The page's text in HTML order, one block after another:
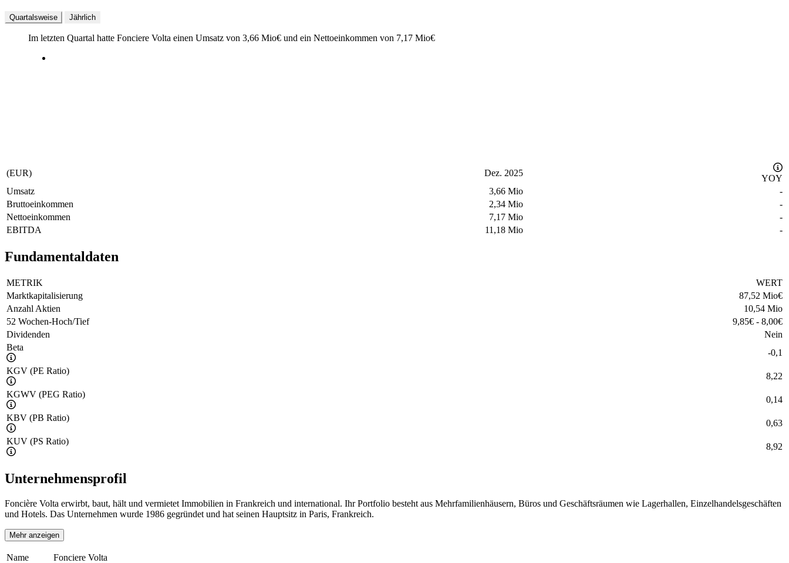
Quartalsweise Jährlich
Im letzten Quartal hatte Fonciere Volta einen Umsatz von 3,66 Mio€ und ein Nettoeinkommen von 7,17 Mio€
(EUR) Dez. 2025
YOY
Umsatz
3,66 Mio
-
Bruttoeinkommen
2,34 Mio
-
Nettoeinkommen
7,17 Mio
-
EBITDA
11,18 Mio -
Fundamentaldaten
METRIK
WERT
Marktkapitalisierung
87,52 Mio€
Anzahl Aktien
10,54 Mio
52 Wochen-Hoch/Tief
9,85€ - 8,00€
Dividenden
Nein
Beta
-0,1
KGV (PE Ratio)
8,22
KGWV (PEG Ratio)
0,14
KBV (PB Ratio)
0,63
KUV (PS Ratio)
8,92
Unternehmensprofil
Foncière Volta erwirbt, baut, hält und vermietet Immobilien in Frankreich und international. Ihr Portfolio besteht aus Mehrfamilienhäusern, Büros und Geschäftsräumen wie Lagerhallen, Einzelhandelsgeschäften
und Hotels. Das Unternehmen wurde 1986 gegründet und hat seinen Hauptsitz in Paris, Frankreich.
Mehr anzeigen
Name
Fonciere Volta